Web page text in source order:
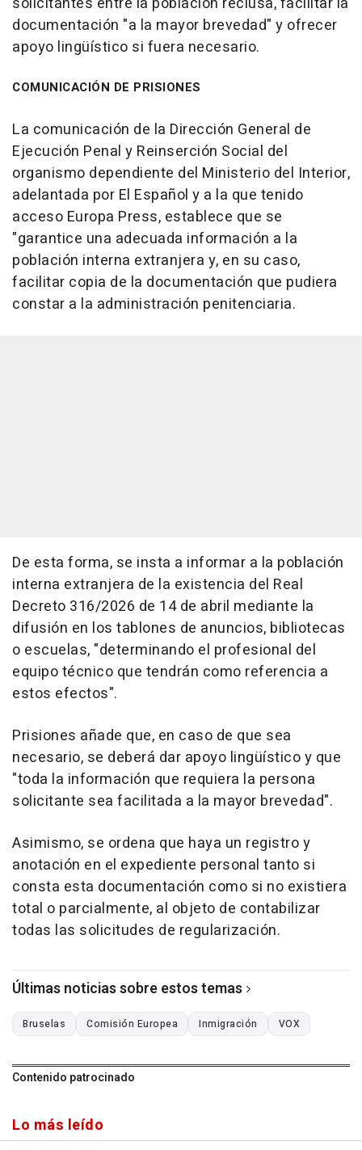
documentación "a la mayor brevedad" y ofrecer
apoyo lingüístico si fuera necesario.
COMUNICACIÓN DE PRISIONES
La comunicación de la Dirección General de
Ejecución Penal y Reinserción Social del
organismo dependiente del Ministerio del Interior,
adelantada por El Español y a la que tenido
acceso Europa Press, establece que se
"garantice una adecuada información a la
población interna extranjera y, en su caso,
facilitar copia de la documentación que pudiera
constar a la administración penitenciaria.
De esta forma, se insta a informar a la población
interna extranjera de la existencia del Real
Decreto 316/2026 de 14 de abril mediante la
difusión en los tablones de anuncios, bibliotecas
o escuelas, "determinando el profesional del
equipo técnico que tendrán como referencia a
estos efectos".
Prisiones añade que, en caso de que sea
necesario, se deberá dar apoyo lingüístico y que
"toda la información que requiera la persona
solicitante sea facilitada a la mayor brevedad".
Asimismo, se ordena que haya un registro y
anotación en el expediente personal tanto si
consta esta documentación como si no existiera
total o parcialmente, al objeto de contabilizar
todas las solicitudes de regularización.
Últimas noticias sobre estos temas
Bruselas Comisión Europea Inmigración VOX
Contenido patrocinado
Lo más leído